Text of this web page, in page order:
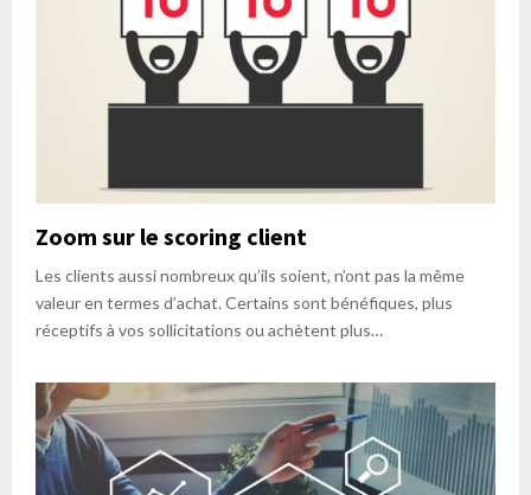
Zoom sur le scoring client
Les clients aussi nombreux qu’ils soient, n’ont pas la même
valeur en termes d’achat. Certains sont bénéfiques, plus
réceptifs à vos sollicitations ou achètent plus…